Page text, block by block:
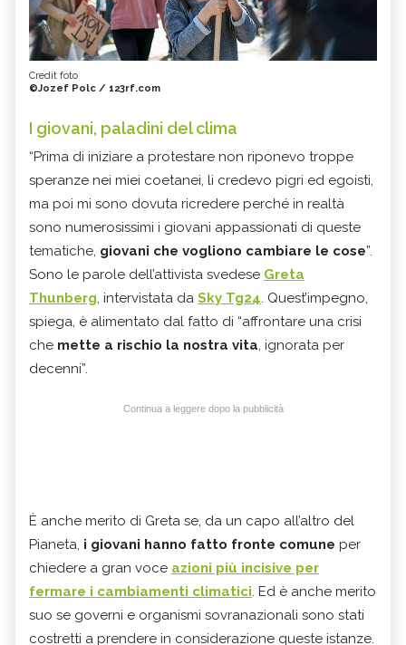
Credit foto
©Jozef Polc / 123rf.com
I giovani, paladini del clima
“Prima di iniziare a protestare non riponevo troppe
speranze nei miei coetanei, li credevo pigri ed egoisti,
ma poi mi sono dovuta ricredere perché in realtà
sono numerosissimi i giovani appassionati di queste
tematiche, giovani che vogliono cambiare le cose”.
Sono le parole dell’attivista svedese Greta
Thunberg, intervistata da Sky Tg24. Quest’impegno,
spiega, è alimentato dal fatto di “affrontare una crisi
che mette a rischio la nostra vita, ignorata per
decenni”.
Continua a leggere dopo la pubblicità
È anche merito di Greta se, da un capo all’altro del
Pianeta, i giovani hanno fatto fronte comune per
chiedere a gran voce azioni più incisive per
fermare i cambiamenti climatici. Ed è anche merito
suo se governi e organismi sovranazionali sono stati
costretti a prendere in considerazione queste istanze.